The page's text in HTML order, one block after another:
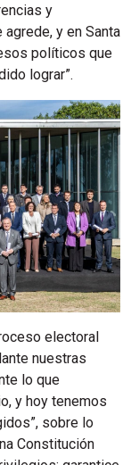
y
y en Santa
políticos que
lograr”.
electoral
nuestras
lo que
y hoy tenemos
sobre lo
Constitución